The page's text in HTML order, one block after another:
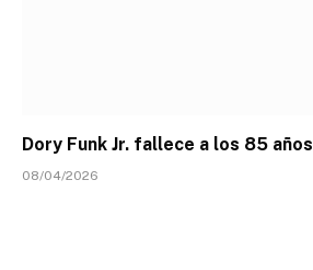
Dory Funk Jr. fallece a los 85 años
08/04/2026